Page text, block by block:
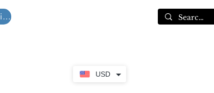
USD
Devis d'expédition